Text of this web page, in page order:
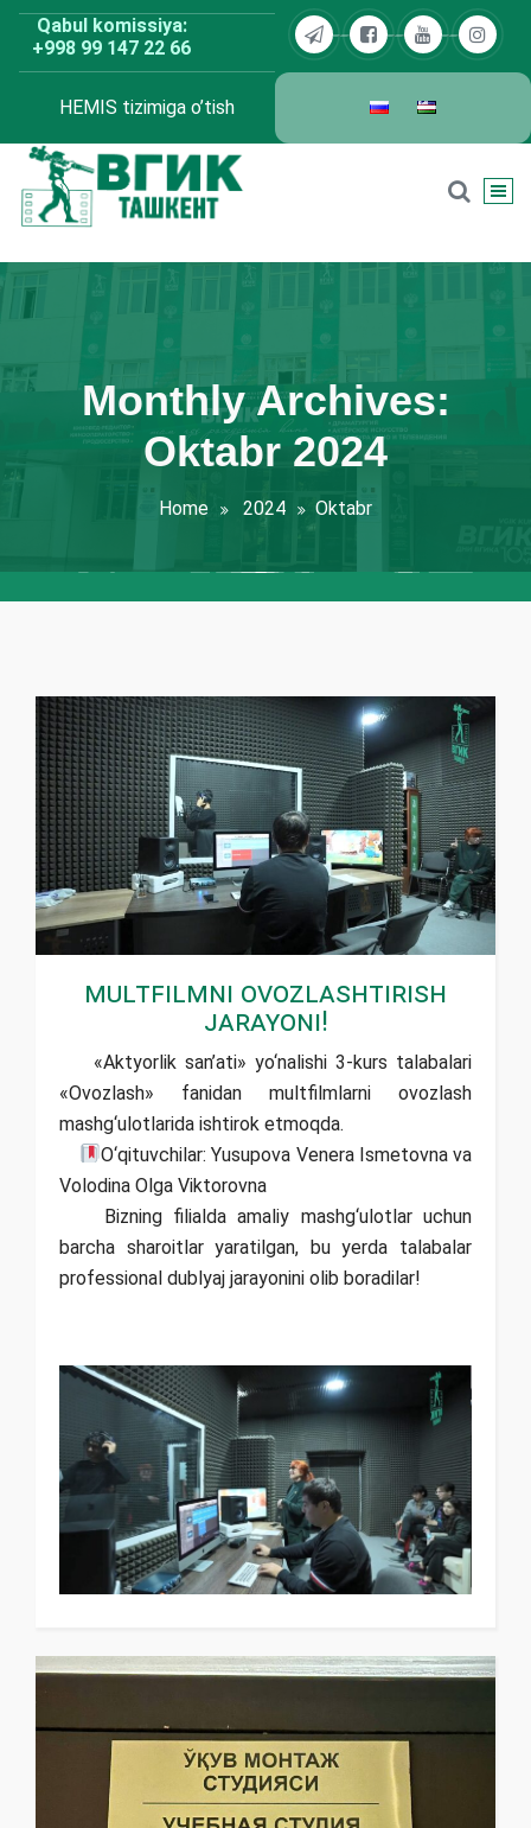
Skip
content
Qabul komissiya:
+998 99 147 22 66
HEMIS tizimiga o’tish
Monthly Archives:
Oktabr 2024
Home 2024 Oktabr
Multfilmni ovozlashtirish
jarayoni!
«Aktyorlik san’ati» yо‘nalishi 3-kurs talabalari
«Ovozlash» fanidan multfilmlarni ovozlash
mashg‘ulotlarida ishtirok etmoqda.
О‘qituvchilar: Yusupova Venera Ismetovna va
Volodina Olga Viktorovna
Bizning filialda amaliy mashg‘ulotlar uchun
barcha sharoitlar yaratilgan, bu yerda talabalar
professional dublyaj jarayonini olib boradilar!